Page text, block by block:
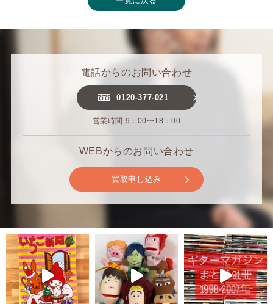
電話からのお問い合わせ
0120-377-021
営業時間 9：00〜18：00
WEBからのお問い合わせ
買取申し込み